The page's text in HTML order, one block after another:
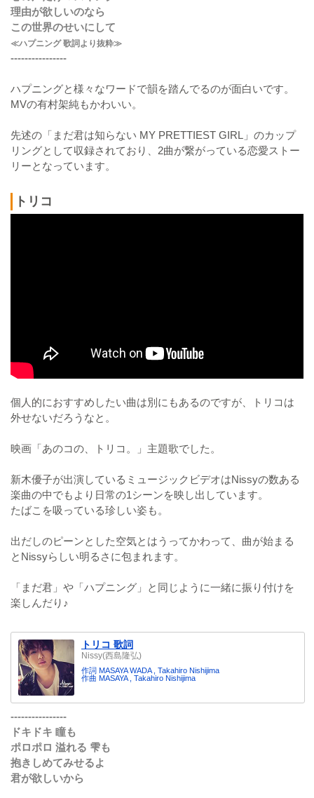
理由が欲しいのなら
この世界のせいにして
≪ハプニング 歌詞より抜粋≫
----------------
ハプニングと様々なワードで韻を踏んでるのが面白いです。
MVの有村架純もかわいい。
先述の「まだ君は知らない MY PRETTIEST GIRL」のカップ
リングとして収録されており、2曲が繋がっている恋愛ストー
リーとなっています。
トリコ
個人的におすすめしたい曲は別にもあるのですが、トリコは
外せないだろうなと。
映画「あのコの、トリコ。」主題歌でした。
新木優子が出演しているミュージックビデオはNissyの数ある
楽曲の中でもより日常の1シーンを映し出しています。
たばこを吸っている珍しい姿も。
出だしのピーンとした空気とはうってかわって、曲が始まる
とNissyらしい明るさに包まれます。
「まだ君」や「ハプニング」と同じように一緒に振り付けを
楽しんだり♪
トリコ 歌詞
Nissy(西島隆弘)
作詞 MASAYA WADA , Takahiro Nishijima
作曲 MASAYA , Takahiro Nishijima
----------------
ドキドキ 瞳も
ポロポロ 溢れる 雫も
抱きしめてみせるよ
君が欲しいから